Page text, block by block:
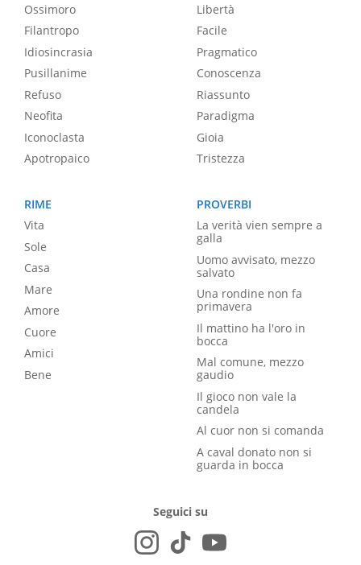
Ossimoro
Filantropo
Idiosincrasia
Pusillanime
Refuso
Neofita
Iconoclasta
Apotropaico
Libertà
Facile
Pragmatico
Conoscenza
Riassunto
Paradigma
Gioia
Tristezza
RIME
Vita
Sole
Casa
Mare
Amore
Cuore
Amici
Bene
PROVERBI
La verità vien sempre a
galla
Uomo avvisato, mezzo
salvato
Una rondine non fa
primavera
Il mattino ha l'oro in
bocca
Mal comune, mezzo
gaudio
Il gioco non vale la
candela
Al cuor non si comanda
A caval donato non si
guarda in bocca
Seguici su